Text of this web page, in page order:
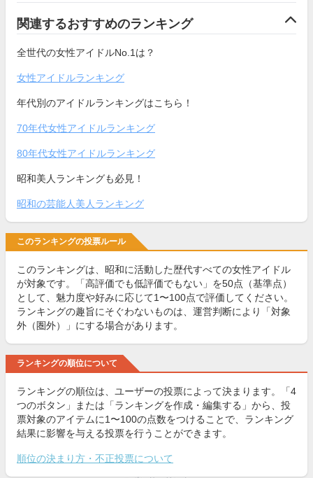
関連するおすすめのランキング
全世代の女性アイドルNo.1は？
女性アイドルランキング
年代別のアイドルランキングはこちら！
70年代女性アイドルランキング
80年代女性アイドルランキング
昭和美人ランキングも必見！
昭和の芸能人美人ランキング
このランキングの投票ルール
このランキングは、昭和に活動した歴代すべての女性アイドル
が対象です。「高評価でも低評価でもない」を50点（基準点）
として、魅力度や好みに応じて1〜100点で評価してください。
ランキングの趣旨にそぐわないものは、運営判断により「対象
外（圏外）」にする場合があります。
ランキングの順位について
ランキングの順位は、ユーザーの投票によって決まります。「4
つのボタン」または「ランキングを作成・編集する」から、投
票対象のアイテムに1〜100の点数をつけることで、ランキング
結果に影響を与える投票を行うことができます。
順位の決まり方・不正投票について